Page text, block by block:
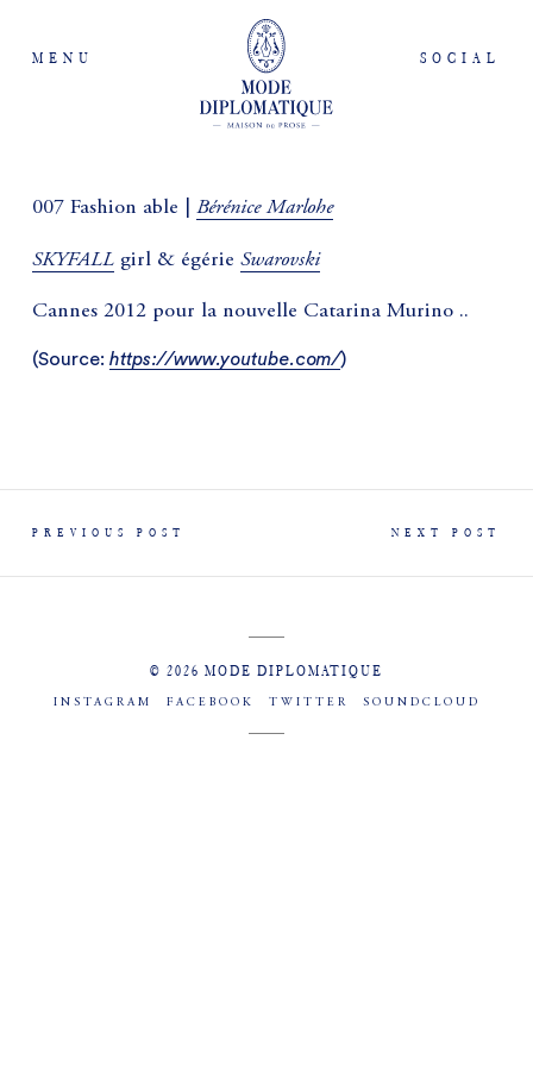
MENU SOCIAL
007 Fashion able | Bérénice Marlohe
SKYFALLgirl & égérie Swarovski
Cannes 2012 pour la nouvelle Catarina Murino ..
(Source: https://www.youtube.com/)
PREVIOUS POST NEXT POST
© 2026 MODE DIPLOMATIQUE
INSTAGRAM FACEBOOK TWITTER SOUNDCLOUD